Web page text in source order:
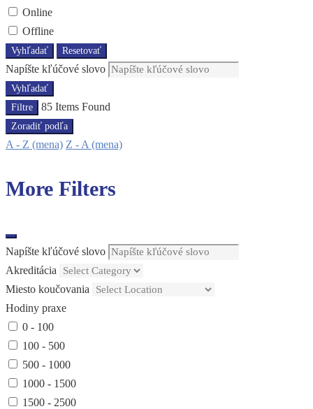
Online
Offline
Vyhľadať Resetovať
Napíšte kľúčové slovo
Vyhľadať
Filtre
85 Items Found
Zoradiť podľa
A - Z (mena) Z - A (mena)
More Filters
Napíšte kľúčové slovo
Akreditácia
Miesto koučovania
Hodiny praxe
0 - 100
100 - 500
500 - 1000
1000 - 1500
1500 - 2500